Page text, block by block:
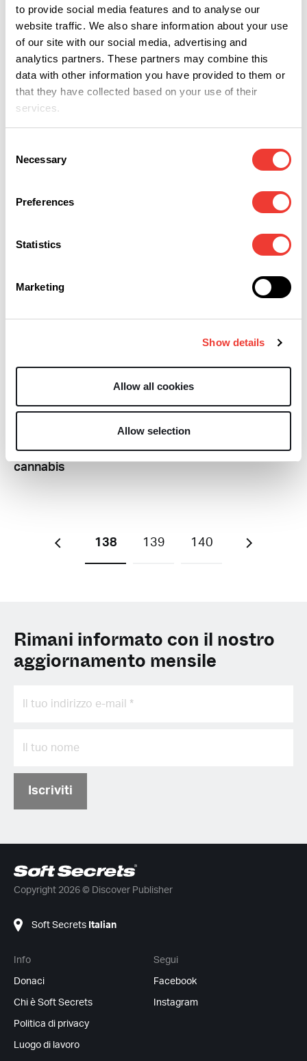
to provide social media features and to analyse our
website traffic. We also share information about your use
of our site with our social media, advertising and
analytics partners. These partners may combine this
data with other information you have provided to them or
that they have collected based on your use of their
services.
Selection
Necessary
Preferences
Statistics
Marketing
Show details
Allow all cookies
Allow selection
R
La cannabis contro
la
tossicodipendenza
R
proibizionismo sta
R
Il presidente Obama
contro gli arresti per
cannabis
R
Cannabis e doping
138 139 140
Rimani informato con il nostro
aggiornamento mensile
Iscriviti
Copyright 2026 © Discover Publisher
Soft Secrets Italian
Info
Donaci
Chi è Soft Secrets
Politica di privacy
Luogo di lavoro
Segui
Facebook
Instagram